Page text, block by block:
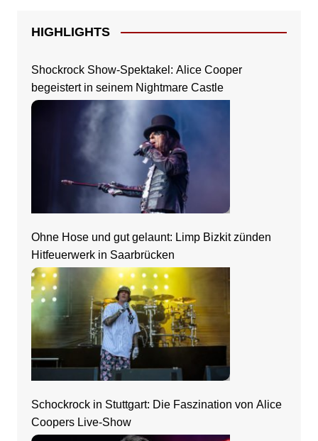
HIGHLIGHTS
Shockrock Show-Spektakel: Alice Cooper
begeistert in seinem Nightmare Castle
Ohne Hose und gut gelaunt: Limp Bizkit zünden
Hitfeuerwerk in Saarbrücken
Schockrock in Stuttgart: Die Faszination von Alice
Coopers Live-Show